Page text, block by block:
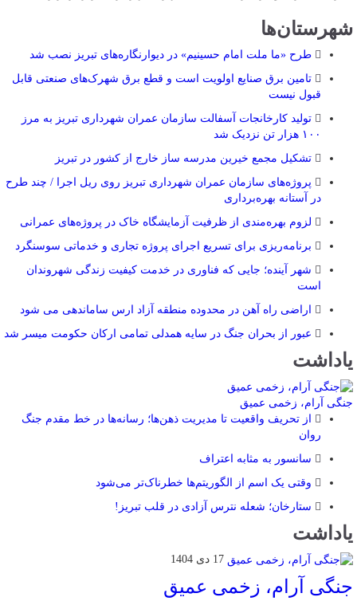
شهرستان‌ها
طرح «ما ملت امام حسینیم» در دیوارنگاره‌های تبریز نصب شد
تامین برق صنایع اولویت است و قطع برق شهرک‌های صنعتی قابل
قبول نیست
تولید کارخانجات آسفالت سازمان عمران شهرداری تبریز به مرز
۱۰۰ هزار تن نزدیک شد
تشکیل مجمع خیرین مدرسه ‌ساز خارج از کشور در تبریز
پروژه‌های سازمان عمران شهرداری تبریز روی ریل اجرا / چند طرح
در آستانه بهره‌برداری
لزوم بهره‌مندی از ظرفیت آزمایشگاه خاک در پروژه‌های عمرانی
برنامه‌ریزی برای تسریع اجرای پروژه تجاری و خدماتی سوسنگرد
شهر آینده؛ جایی که فناوری در خدمت کیفیت زندگی شهروندان
است
اراضی راه آهن در محدوده منطقه آزاد ارس ساماندهی می شود
عبور از بحران جنگ در سایه همدلی تمامی ارکان حکومت میسر شد
یاداشت
جنگی آرام، زخمی عمیق
از تحریف واقعیت تا مدیریت ذهن‌ها؛ رسانه‌ها در خط مقدم جنگ
روان
سانسور به مثابه اعتراف
وقتی یک اسم از الگوریتم‌ها خطرناک‌تر می‌شود
ستارخان؛ شعله نترس آزادی در قلب تبریز!
یاداشت
17 دی 1404
جنگی آرام، زخمی عمیق